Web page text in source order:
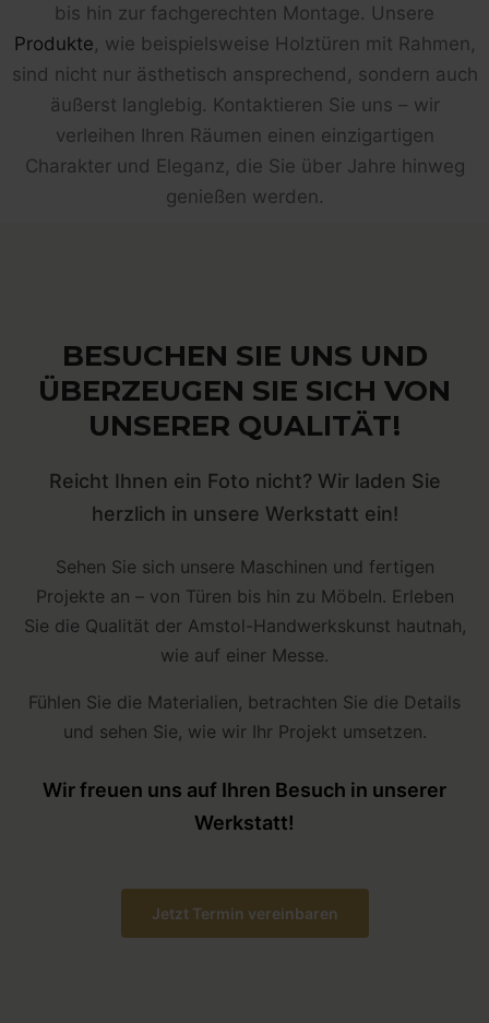
bis hin zur fachgerechten Montage. Unsere
Produkte , wie beispielsweise Holztüren mit Rahmen,
sind nicht nur ästhetisch ansprechend, sondern auch
äußerst langlebig. Kontaktieren Sie uns – wir
verleihen Ihren Räumen einen einzigartigen
Charakter und Eleganz, die Sie über Jahre hinweg
genießen werden.
BESUCHEN SIE UNS UND
ÜBERZEUGEN SIE SICH VON
UNSERER QUALITÄT!
Reicht Ihnen ein Foto nicht? Wir laden Sie
herzlich in unsere Werkstatt ein!
Sehen Sie sich unsere Maschinen und fertigen
Projekte an – von Türen bis hin zu Möbeln. Erleben
Sie die Qualität der Amstol-Handwerkskunst hautnah,
wie auf einer Messe.
Fühlen Sie die Materialien, betrachten Sie die Details
und sehen Sie, wie wir Ihr Projekt umsetzen.
Wir freuen uns auf Ihren Besuch in unserer
Werkstatt!
Jetzt Termin vereinbaren